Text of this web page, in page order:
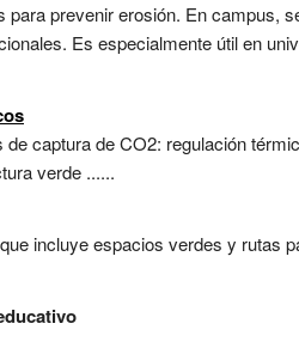
prevenir erosión. En campus,
Es especialmente útil en
captura de CO2: regulación
verde ......
incluye espacios verdes y rutas